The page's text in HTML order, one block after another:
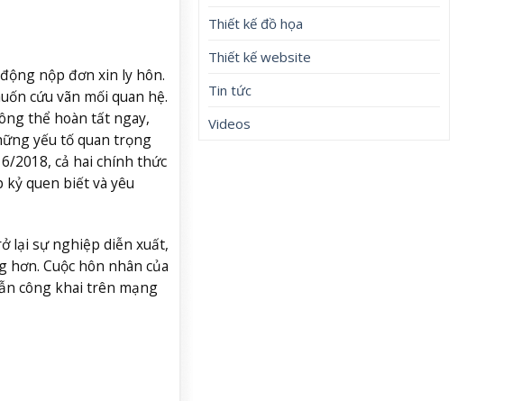
nộp đơn xin ly hôn.
cứu vãn mối quan hệ.
thể hoàn tất ngay,
yếu tố quan trọng
2018, cả hai chính thức
quen biết và yêu
lại sự nghiệp diễn xuất,
Cuộc hôn nhân của
công khai trên mạng
Thiết kế đồ họa
Thiết kế website
Tin tức
Videos